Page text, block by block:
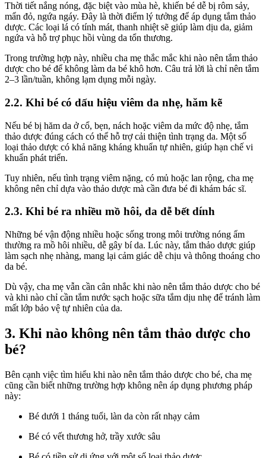
Thời tiết nắng nóng, đặc biệt vào mùa hè, khiến bé dễ bị rôm sảy,
mẩn đỏ, ngứa ngáy. Đây là thời điểm lý tưởng để áp dụng tắm thảo
dược. Các loại lá có tính mát, thanh nhiệt sẽ giúp làm dịu da, giảm
ngứa và hỗ trợ phục hồi vùng da tổn thương.
Trong trường hợp này, nhiều cha mẹ thắc mắc khi nào nên tắm thảo
dược cho bé để không làm da bé khô hơn. Câu trả lời là chỉ nên tắm
2–3 lần/tuần, không lạm dụng mỗi ngày.
2.2. Khi bé có dấu hiệu viêm da nhẹ, hăm kẽ
Nếu bé bị hăm da ở cổ, bẹn, nách hoặc viêm da mức độ nhẹ, tắm
thảo dược đúng cách có thể hỗ trợ cải thiện tình trạng da. Một số
loại thảo dược có khả năng kháng khuẩn tự nhiên, giúp hạn chế vi
khuẩn phát triển.
Tuy nhiên, nếu tình trạng viêm nặng, có mủ hoặc lan rộng, cha mẹ
không nên chỉ dựa vào thảo dược mà cần đưa bé đi khám bác sĩ.
2.3. Khi bé ra nhiều mồ hôi, da dễ bết dính
Những bé vận động nhiều hoặc sống trong môi trường nóng ẩm
thường ra mồ hôi nhiều, dễ gây bí da. Lúc này, tắm thảo dược giúp
làm sạch nhẹ nhàng, mang lại cảm giác dễ chịu và thông thoáng cho
da bé.
Dù vậy, cha mẹ vẫn cần cân nhắc khi nào nên tắm thảo dược cho bé
và khi nào chỉ cần tắm nước sạch hoặc sữa tắm dịu nhẹ để tránh làm
mất lớp bảo vệ tự nhiên của da.
3. Khi nào không nên tắm thảo dược cho
bé?
Bên cạnh việc tìm hiểu khi nào nên tắm thảo dược cho bé, cha mẹ
cũng cần biết những trường hợp không nên áp dụng phương pháp
này:
Bé dưới 1 tháng tuổi, làn da còn rất nhạy cảm
Bé có vết thương hở, trầy xước sâu